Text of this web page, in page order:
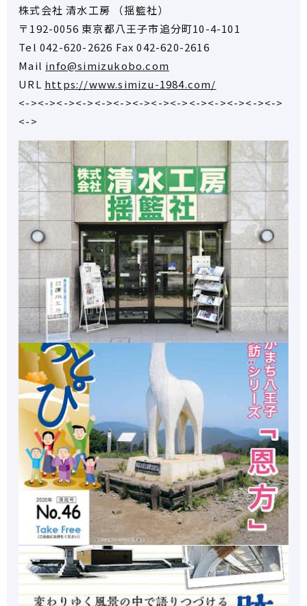
株式会社 清水工房 （揺籃社）
〒192-0056 東京都八王子市追分町10-4-101
Tel 042-620-2626 Fax 042-620-2616
Mail info@simizukobo.com
URL https://www.simizu-1984.com/
<-><-><-><-><-><-><-><-><-><-><-><-><-><->
<->